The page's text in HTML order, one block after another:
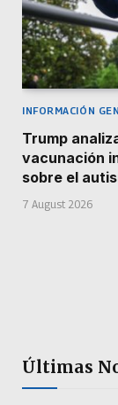
INFORMACIÓN
Trump
vacunación
sobre el
7 August 2026
Últimas